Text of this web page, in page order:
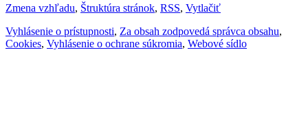
Zmena vzhľadu, Štruktúra stránok, RSS, Vytlačiť
Vyhlásenie o prístupnosti, Za obsah zodpovedá správca obsahu,
Cookies, Vyhlásenie o ochrane súkromia, Webové sídlo